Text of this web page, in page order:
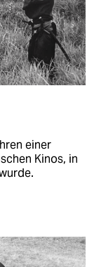
einer
Kinos, in